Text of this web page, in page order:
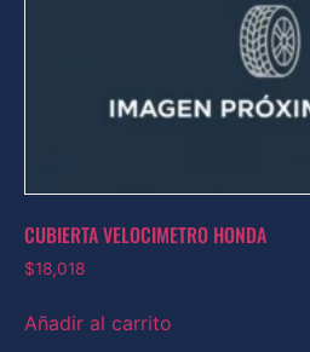
CUBIERTA VELOCIMETRO HONDA
$18,018
Añadir al carrito